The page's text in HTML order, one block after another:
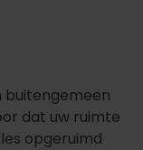
buitengemeen
dat uw ruimte
opgeruimd